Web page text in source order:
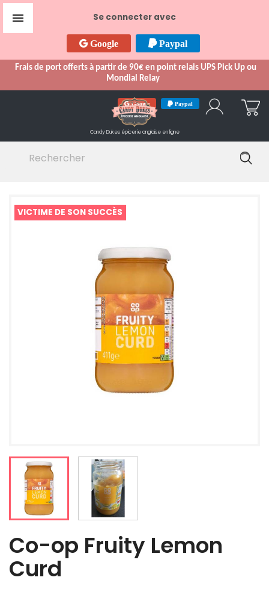
Se connecter avec
Google Paypal
Frais de port offerts à partir de 90€ en point relais UPS Pick Up ou
Mondial Relay

Google Paypal
Candy Dukes épicerie anglaise en ligne
VICTIME DE SON SUCCÈS
Co-op Fruity Lemon
Curd